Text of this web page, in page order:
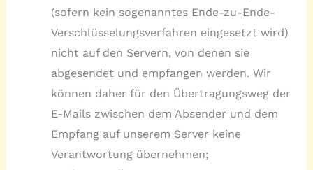
(sofern kein sogenanntes Ende-zu-Ende-
Verschlüsselungsverfahren eingesetzt wird)
nicht auf den Servern, von denen sie
abgesendet und empfangen werden. Wir
können daher für den Übertragungsweg der
E-Mails zwischen dem Absender und dem
Empfang auf unserem Server keine
Verantwortung übernehmen;